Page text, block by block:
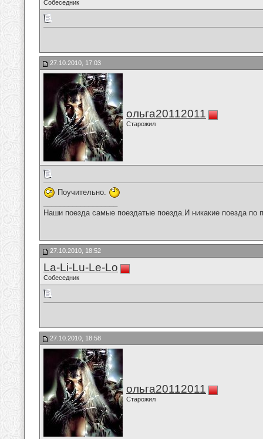
Собеседник
27.10.2010, 17:03
ольга20112011
Старожил
Поучительно.
Наши поезда самые поездатые поезда.И никакие поезда по
27.10.2010, 18:52
La-Li-Lu-Le-Lo
Собеседник
27.10.2010, 18:58
ольга20112011
Старожил